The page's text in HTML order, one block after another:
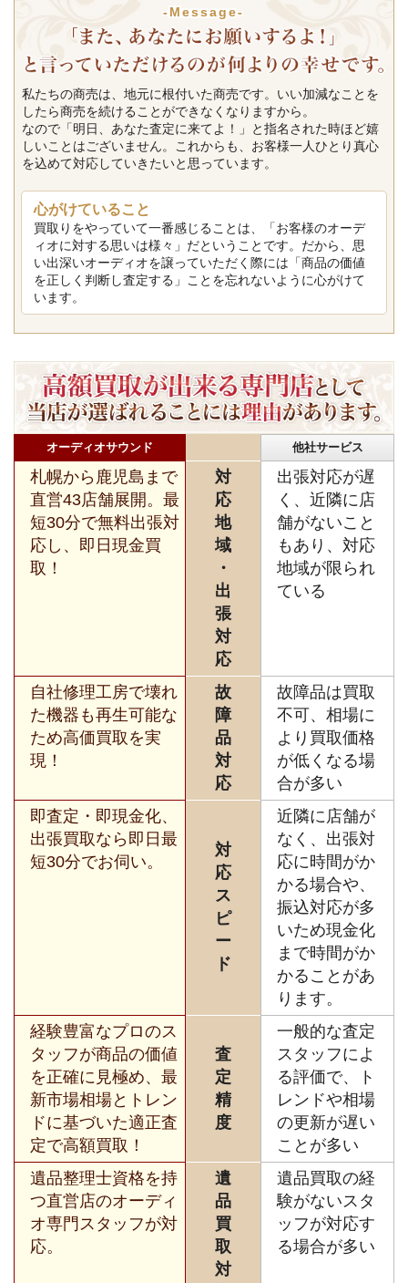
-Message-
私たちの商売は、地元に根付いた商売です。いい加減なことを
したら商売を続けることができなくなりますから。
なので「明日、あなた査定に来てよ！」と指名された時ほど嬉
しいことはございません。これからも、お客様一人ひとり真心
を込めて対応していきたいと思っています。
心がけていること
買取りをやっていて一番感じることは、「お客様のオーデ
ィオに対する思いは様々」だということです。だから、思
い出深いオーディオを譲っていただく際には「商品の価値
を正しく判断し査定する」ことを忘れないように心がけて
います。
オーディオサウンド 他社サービス
札幌から鹿児島まで
直営43店舗展開。最
短30分で無料出張対
応し、即日現金買
取！
対
応
地
域
・
出
張
対
応
出張対応が遅
く、近隣に店
舗がないこと
もあり、対応
地域が限られ
ている
自社修理工房で壊れ
た機器も再生可能な
ため高価買取を実
現！
故
障
品
対
応
故障品は買取
不可、相場に
より買取価格
が低くなる場
合が多い
即査定・即現金化、
出張買取なら即日最
短30分でお伺い。
対
応
ス
ピ
ー
ド
近隣に店舗が
なく、出張対
応に時間がか
かる場合や、
振込対応が多
いため現金化
まで時間がか
かることがあ
ります。
経験豊富なプロのス
タッフが商品の価値
を正確に見極め、最
新市場相場とトレン
ドに基づいた適正査
定で高額買取！
査
定
精
度
一般的な査定
スタッフによ
る評価で、ト
レンドや相場
の更新が遅い
ことが多い
遺品整理士資格を持
つ直営店のオーディ
オ専門スタッフが対
応。
遺
品
買
取
対
遺品買取の経
験がないスタ
ッフが対応す
る場合が多い